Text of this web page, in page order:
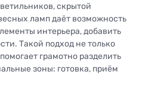
скрытой
ламп даёт возможность
интерьера, добавить
Такой подход не только
грамотно разделить
зоны: готовка, приём